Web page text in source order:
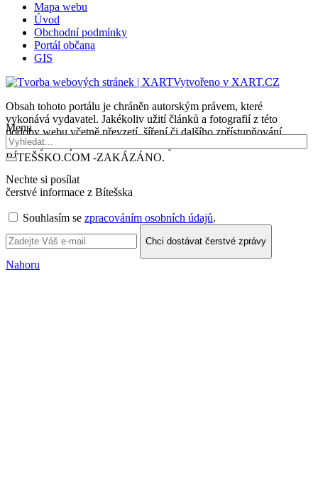
Mapa webu
Úvod
Obchodní podmínky
Portál občana
GIS
Vytvořeno v XART.CZ
Obsah tohoto portálu je chráněn autorským právem, které
vykonává vydavatel. Jakékoliv užití článků a fotografií z této
podoby webu včetně převzetí, šíření či dalšího zpřístupňování
obsahu je bez písemného souhlasu vydavatele –
BÍTEŠSKO.COM -ZAKÁZÁNO.
Menu
Nechte si posílat
čerstvé informace z Bítešska
Souhlasím se zpracováním osobních údajů.
Chci dostávat čerstvé zprávy
Nahoru